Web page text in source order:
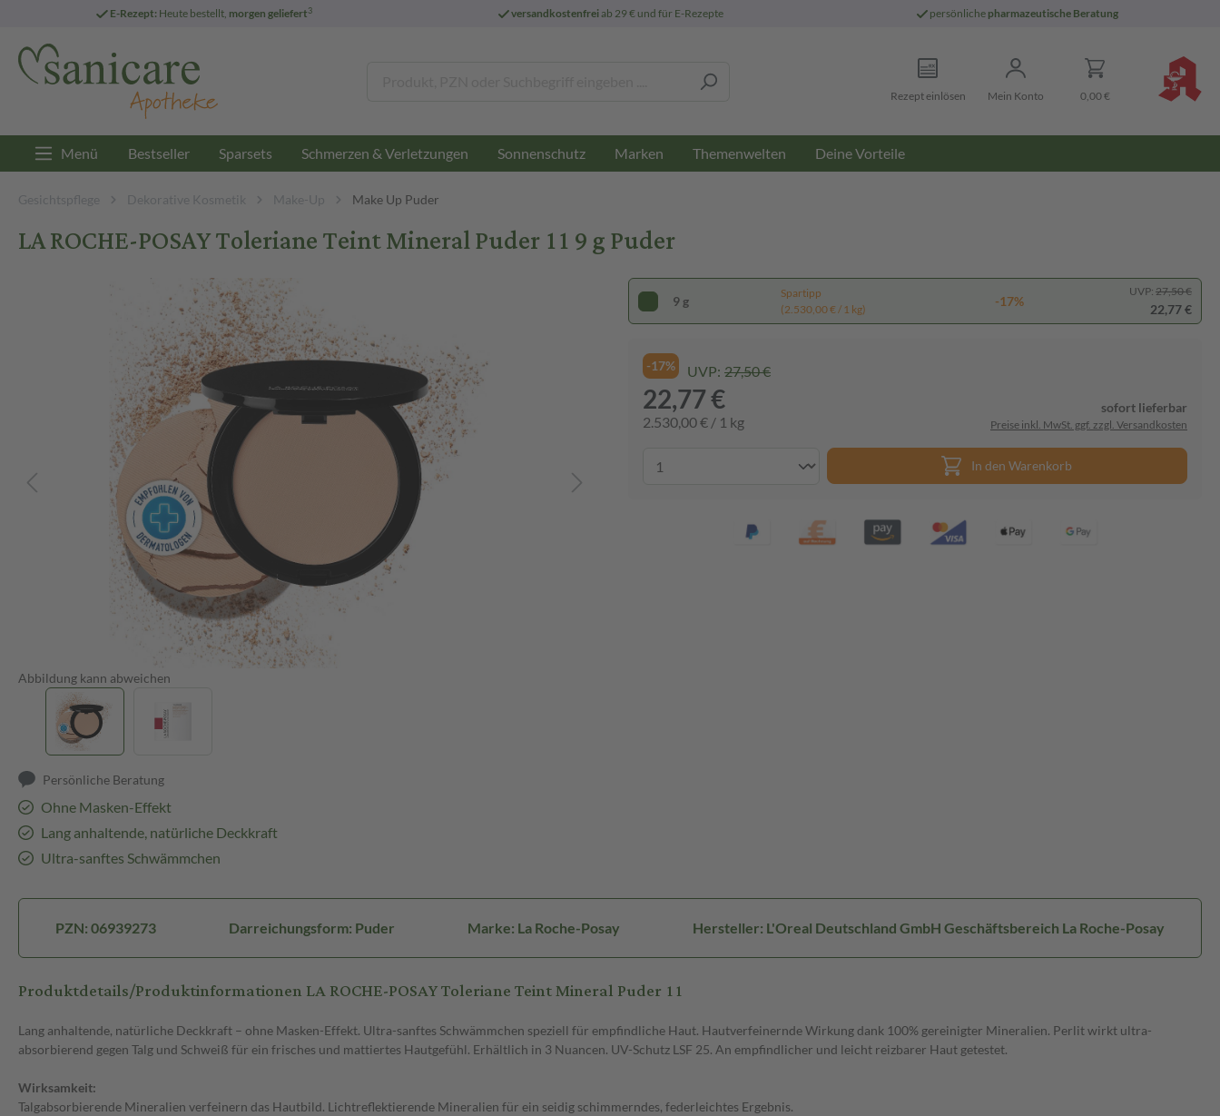
E-Rezept: Heute bestellt, morgen geliefert3 versandkostenfreiab 29 € und für E-Rezepte persönliche pharmazeutische Beratung
Rezept einlösen Mein Konto 0,00 €
Menü Bestseller Sparsets Schmerzen & Verletzungen Sonnenschutz Marken Themenwelten Deine Vorteile
Gesichtspflege Dekorative Kosmetik Make-Up Make Up Puder
LA ROCHE-POSAY Toleriane Teint Mineral Puder 11 9 g Puder
Abbildung kann abweichen
Persönliche Beratung
Ohne Masken-Effekt
Lang anhaltende, natürliche Deckkraft
Ultra-sanftes Schwämmchen
9 g
Spartipp
(2.530,00 € / 1 kg)
-17%
UVP: 27,50 €
22,77 €
-17% UVP: 27,50 €
22,77 €
2.530,00 € / 1 kg
sofort lieferbar
Preise inkl. MwSt. ggf. zzgl. Versandkosten
In den Warenkorb
PZN: 06939273 Darreichungsform: Puder Marke: La Roche-Posay Hersteller: L'Oreal Deutschland GmbH Geschäftsbereich La Roche-Posay
Produktdetails/Produktinformationen LA ROCHE-POSAY Toleriane Teint Mineral Puder 11
Lang anhaltende, natürliche Deckkraft – ohne Masken-Effekt. Ultra-sanftes Schwämmchen speziell für empfindliche Haut. Hautverfeinernde Wirkung dank 100% gereinigter Mineralien. Perlit wirkt ultra-
absorbierend gegen Talg und Schweiß für ein frisches und mattiertes Hautgefühl. Erhältlich in 3 Nuancen. UV-Schutz LSF 25. An empfindlicher und leicht reizbarer Haut getestet.
Wirksamkeit:
Talgabsorbierende Mineralien verfeinern das Hautbild. Lichtreflektierende Mineralien für ein seidig schimmerndes, federleichtes Ergebnis.